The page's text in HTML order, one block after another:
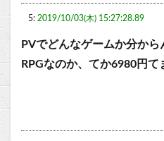
5: 2019/10/03(木) 15:27:28.89
PVでどんなゲームか分か
RPGなのか、てか6980円て